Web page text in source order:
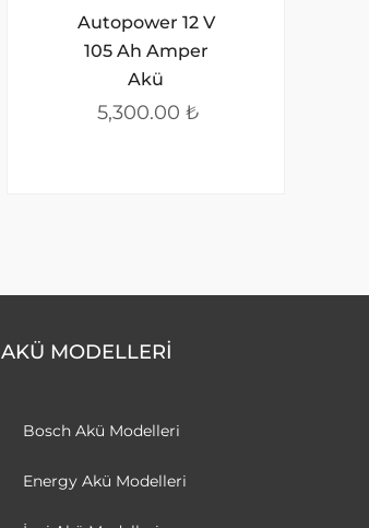
Autopower 12 V
105 Ah Amper
Akü
5,300.00 ₺
AKÜ MODELLERİ
Bosch Akü Modelleri
Energy Akü Modelleri